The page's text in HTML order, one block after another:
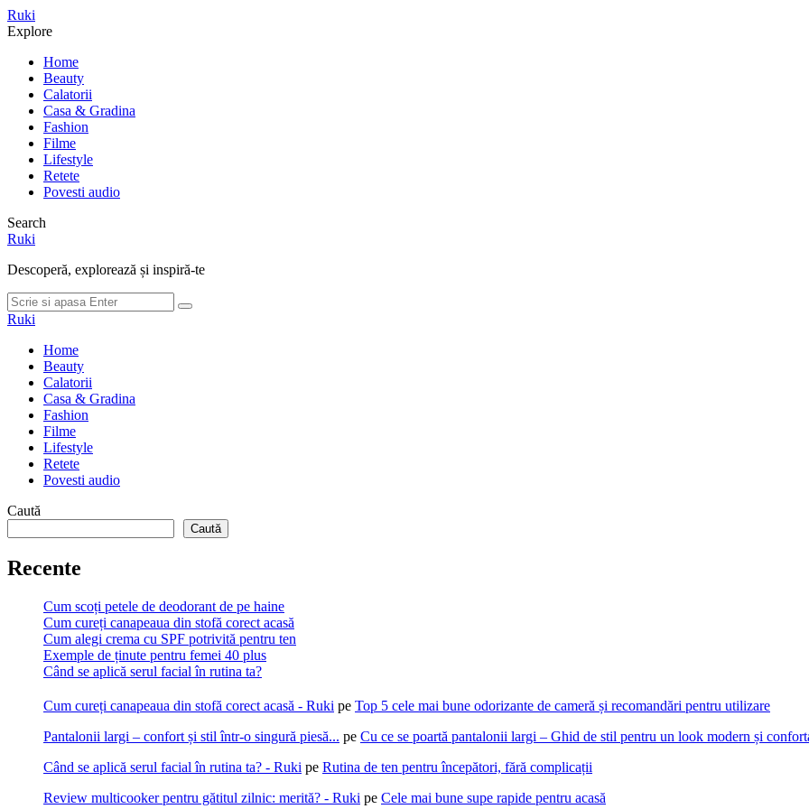
Meniu
Ruki
Cauta
Explore
Home
Beauty
Calatorii
Casa & Gradina
Fashion
Filme
Lifestyle
Retete
Povesti audio
Search
Ruki
Descoperă, explorează și inspiră-te
Cauta
dupa:
Cauta
Ruki
Home
Beauty
Calatorii
Casa & Gradina
Fashion
Filme
Lifestyle
Retete
Povesti audio
Caută
Caută
Recente
Cum scoți petele de deodorant de pe haine
Cum cureți canapeaua din stofă corect acasă
Cum alegi crema cu SPF potrivită pentru ten
Exemple de ținute pentru femei 40 plus
Când se aplică serul facial în rutina ta?
Cum cureți canapeaua din stofă corect acasă - Ruki pe Top 5 cele mai bune odorizante de cameră și recomandări pentru utilizare
Pantalonii largi – confort și stil într-o singură piesă... pe Cu ce se poartă pantalonii largi – Ghid de stil pentru un look modern și
Când se aplică serul facial în rutina ta? - Ruki pe Rutina de ten pentru începători, fără complicații
Review multicooker pentru gătitul zilnic: merită? - Ruki pe Cele mai bune supe rapide pentru acasă